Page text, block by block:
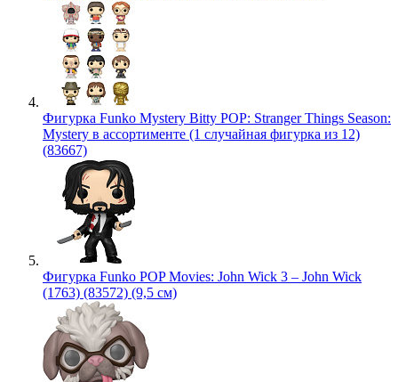
Фигурка Funko Mystery Bitty POP: Stranger Things Season:
Mystery в ассортименте (1 случайная фигурка из 12)
(83667)
Фигурка Funko POP Movies: John Wick 3 – John Wick
(1763) (83572) (9,5 см)